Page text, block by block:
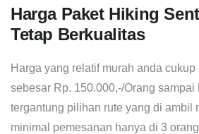
Harga Paket Hiking
Tetap Berkualitas
Harga yang relatif murah anda
sebesar Rp. 150.000,-/Orang sampai
tergantung pilihan rute yang di ambil
minimal pemesanan hanya di 3